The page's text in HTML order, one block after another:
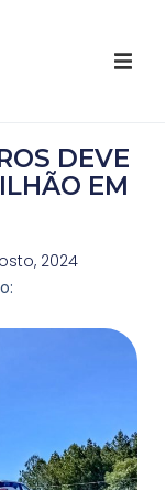
Youtube
de Fotos
DEVE
EM
2024